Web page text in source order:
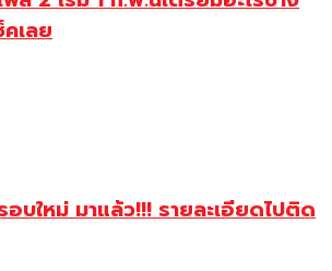
คเลย
บใหม่ มาแล้ว!!! รายละเอียดไปติด